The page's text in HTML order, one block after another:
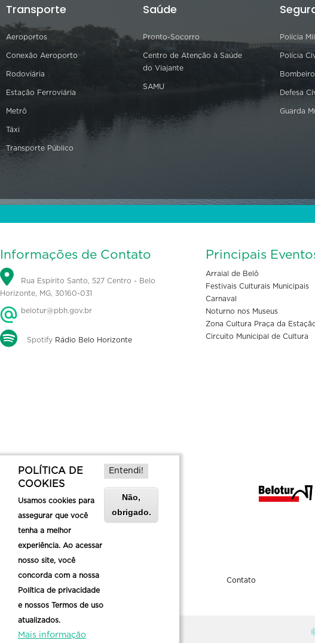
Transporte
Aeroportos
Conexão Aeroporto
Rodoviária
Estação Ferroviária
Metrô
Táxi
Transporte Público
Saúde
Pronto-Socorro
Centro de Atenção à Saúde
do Viajante
SAMU
Polícia
Polícia
Defesa
Guarda
Informações de Contato
Rua Espírito Santo, 527 Centro - Belo
Horizonte, MG, 30160-031
belotur@pbh.gov.br
Spotify Rádio Belo Horizonte
Principais
Arraial de Belô
Festivais Culturais Municipais
Carnaval
Noturno nos Museus
Zona Cultura Praça da
Circuito Municipal de Cultura
Sobre a Belotur Contato
POLÍTICA DE
COOKIES
Usamos cookies para
assegurar que você
tenha a melhor
experiência. Ao acessar
nosso site, você
concorda com a nossa
Política de privacidade
e nossos Termos de uso
atualizados.
Mais informação
Entendi!
Não,
obrigado.